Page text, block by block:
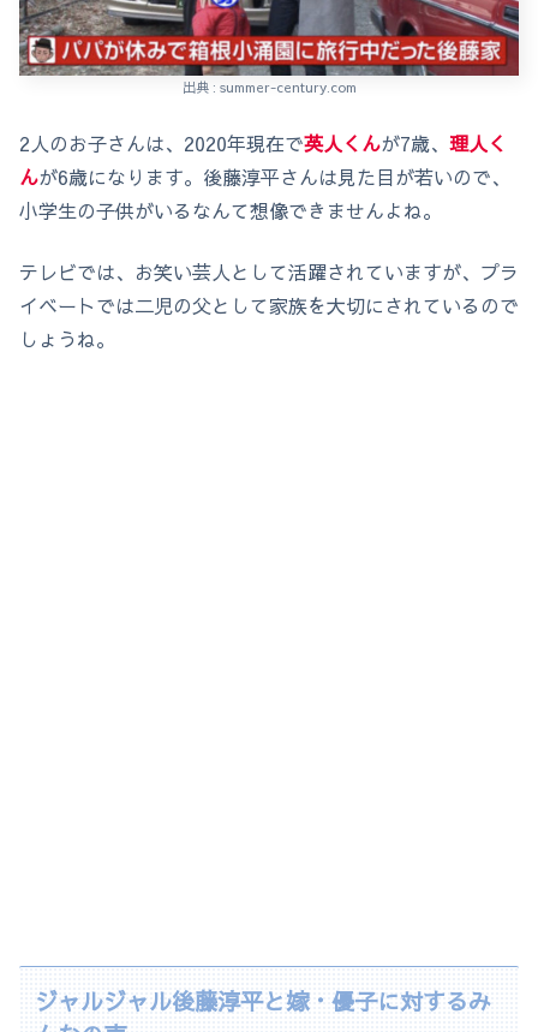
出典 : summer-century.com
2人のお子さんは、2020年現在で英人くんが7歳、 理人く
んが6歳になります。後藤淳平さんは見た目が若いので、
小学生の子供がいるなんて想像できませんよね。
テレビでは、お笑い芸人として活躍されていますが、プラ
イベートでは二児の父として家族を大切にされているので
しょうね。
ジャルジャル後藤淳平と嫁・優子に対するみ